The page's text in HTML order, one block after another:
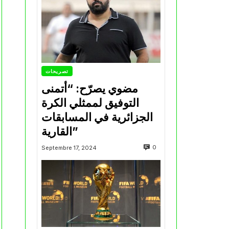
تصريحات
مضوي يصرّح: “أتمنى
التوفيق لممثلي الكرة
الجزائرية في المسابقات
القارية”
Septembre 17, 2024 0